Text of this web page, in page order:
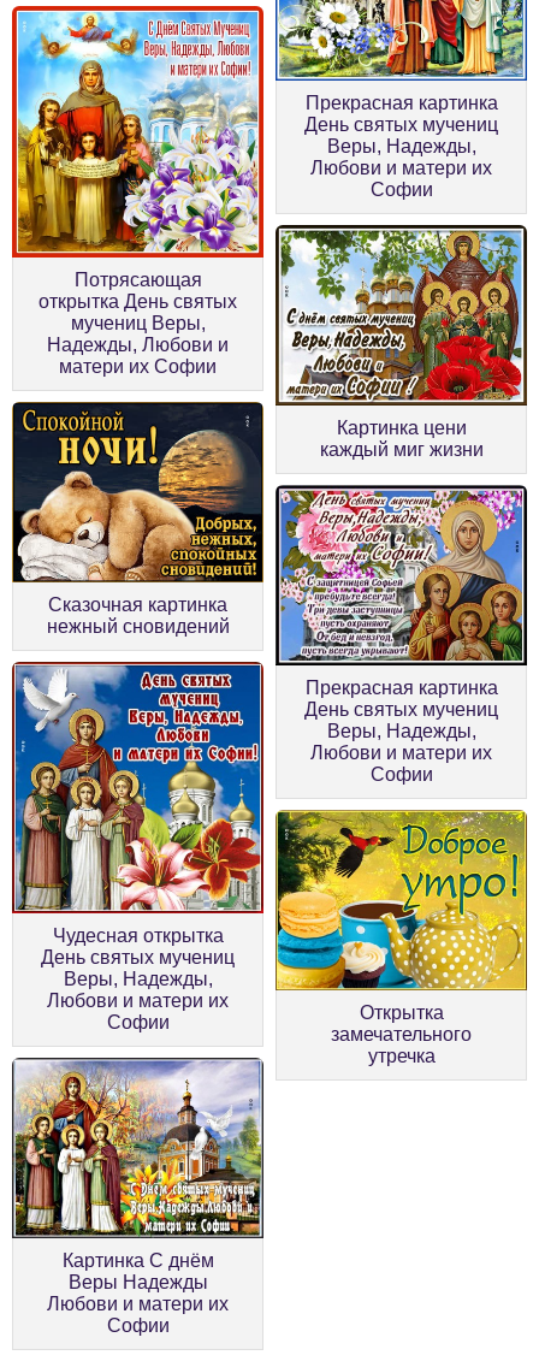
Потрясающая
открытка День святых
мучениц Веры,
Надежды, Любови и
матери их Софии
Прекрасная картинка
День святых мучениц
Веры, Надежды,
Любови и матери их
Софии
Сказочная картинка
нежный сновидений
Картинка цени
каждый миг жизни
Чудесная открытка
День святых мучениц
Веры, Надежды,
Любови и матери их
Софии
Прекрасная картинка
День святых мучениц
Веры, Надежды,
Любови и матери их
Софии
Картинка С днём
Веры Надежды
Любови и матери их
Софии
Открытка
замечательного
утречка